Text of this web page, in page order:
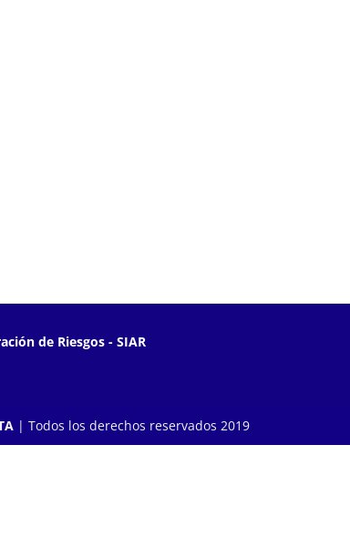
de Riesgos - SIAR
| Todos los derechos reservados 2019